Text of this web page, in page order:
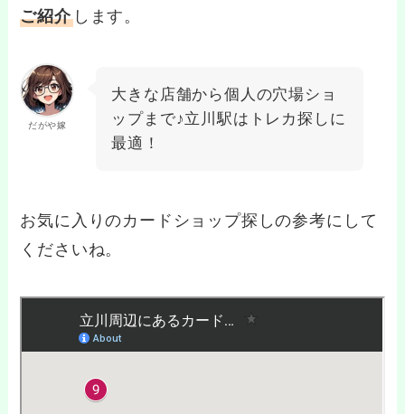
ご紹介します。
だがや嫁
大きな店舗から個人の穴場ショ
ップまで♪立川駅はトレカ探しに
最適！
お気に入りのカードショップ探しの参考にして
くださいね。